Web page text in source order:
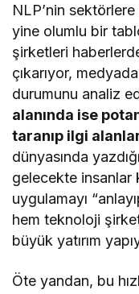
NLP’nin
yine olumlu bir
şirketleri
çıkarıyor,
durumunu analiz
alanında ise
taranıp ilgi
dünyasında
gelecekte insanlar
uygulamayı
hem teknoloji
büyük yatırım
Öte yandan, bu